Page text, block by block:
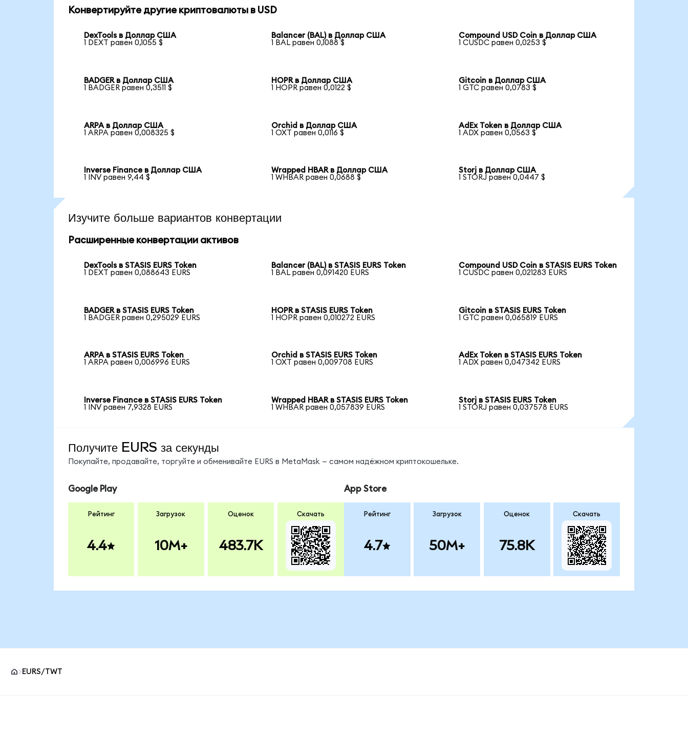
Конвертируйте другие криптовалюты в USD
DexTools в Доллар США
1 DEXT равен 0,1055 $
Balancer (BAL) в Доллар США
1 BAL равен 0,1088 $
Compound USD Coin в Доллар США
1 CUSDC равен 0,0253 $
BADGER в Доллар США
1 BADGER равен 0,3511 $
HOPR в Доллар США
1 HOPR равен 0,0122 $
Gitcoin в Доллар США
1 GTC равен 0,0783 $
ARPA в Доллар США
1 ARPA равен 0,008325 $
Orchid в Доллар США
1 OXT равен 0,0116 $
AdEx Token в Доллар США
1 ADX равен 0,0563 $
Inverse Finance в Доллар США
1 INV равен 9,44 $
Wrapped HBAR в Доллар США
1 WHBAR равен 0,0688 $
Storj в Доллар США
1 STORJ равен 0,0447 $
Изучите больше вариантов конвертации
Расширенные конвертации активов
DexTools в STASIS EURS Token
1 DEXT равен 0,088643 EURS
Balancer (BAL) в STASIS EURS Token
1 BAL равен 0,091420 EURS
Compound USD Coin в STASIS EURS Token
1 CUSDC равен 0,021283 EURS
BADGER в STASIS EURS Token
1 BADGER равен 0,295029 EURS
HOPR в STASIS EURS Token
1 HOPR равен 0,010272 EURS
Gitcoin в STASIS EURS Token
1 GTC равен 0,065819 EURS
ARPA в STASIS EURS Token
1 ARPA равен 0,006996 EURS
Orchid в STASIS EURS Token
1 OXT равен 0,009708 EURS
AdEx Token в STASIS EURS Token
1 ADX равен 0,047342 EURS
Inverse Finance в STASIS EURS Token
1 INV равен 7,9328 EURS
Wrapped HBAR в STASIS EURS Token
1 WHBAR равен 0,057839 EURS
Storj в STASIS EURS Token
1 STORJ равен 0,037578 EURS
Получите EURS за секунды
Покупайте, продавайте, торгуйте и обменивайте EURS в MetaMask — самом надёжном криптокошельке.
Google Play
Рейтинг
4.4
Загрузок
10M+
Оценок
483.7K
Скачать
App Store
Рейтинг
4.7
Загрузок
50M+
Оценок
75.8K
Скачать
EURS/TWT